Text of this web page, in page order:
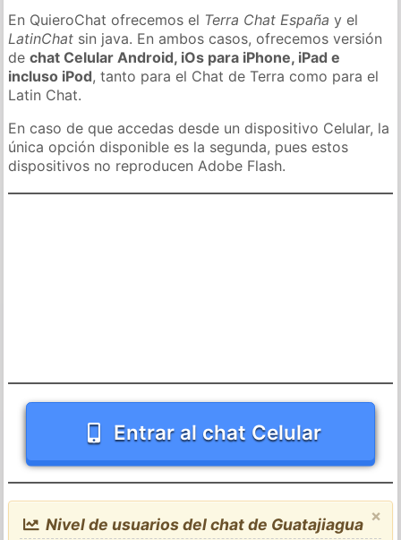
En QuieroChat ofrecemos el Terra Chat España y el
LatinChat sin java. En ambos casos, ofrecemos versión
dechat Celular Android, iOs para iPhone, iPad e
incluso iPod, tanto para el Chat de Terra como para el
Latin Chat.
En caso de que accedas desde un dispositivo Celular, la
única opción disponible es la segunda, pues estos
dispositivos no reproducen Adobe Flash.
Entrar al chat Celular
×
Nivel de usuarios del chat de Guatajiagua